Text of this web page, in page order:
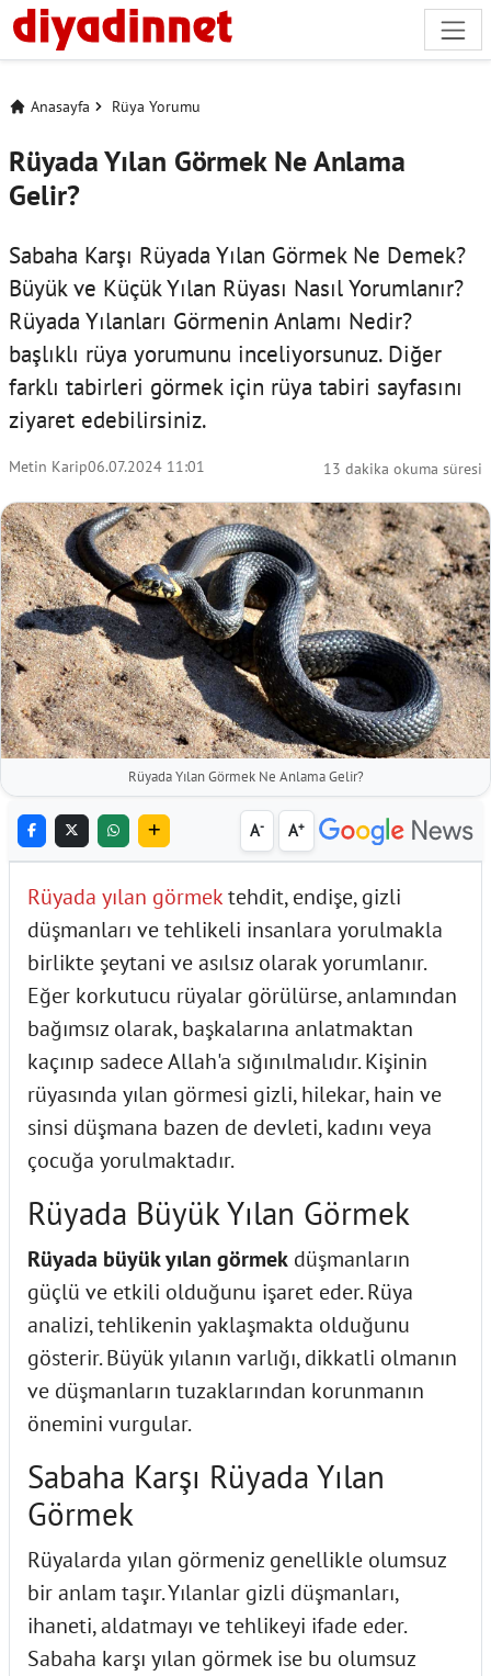
Anasayfa Rüya Yorumu
Rüyada Yılan Görmek Ne Anlama
Gelir?
Sabaha Karşı Rüyada Yılan Görmek Ne Demek?
Büyük ve Küçük Yılan Rüyası Nasıl Yorumlanır?
Rüyada Yılanları Görmenin Anlamı Nedir?
başlıklı rüya yorumunu inceliyorsunuz. Diğer
farklı tabirleri görmek için rüya tabiri sayfasını
ziyaret edebilirsiniz.
Metin Karip06.07.2024 11:01 13 dakika okuma süresi
Rüyada Yılan Görmek Ne Anlama Gelir?
A- A+
Rüyada yılan görmektehdit, endişe, gizli
düşmanları ve tehlikeli insanlara yorulmakla
birlikte şeytani ve asılsız olarak yorumlanır.
Eğer korkutucu rüyalar görülürse, anlamından
bağımsız olarak, başkalarına anlatmaktan
kaçınıp sadece Allah'a sığınılmalıdır. Kişinin
rüyasında yılan görmesi gizli, hilekar, hain ve
sinsi düşmana bazen de devleti, kadını veya
çocuğa yorulmaktadır.
Rüyada Büyük Yılan Görmek
Rüyada büyük yılan görmek düşmanların
güçlü ve etkili olduğunu işaret eder. Rüya
analizi, tehlikenin yaklaşmakta olduğunu
gösterir. Büyük yılanın varlığı, dikkatli olmanın
ve düşmanların tuzaklarından korunmanın
önemini vurgular.
Sabaha Karşı Rüyada Yılan
Görmek
Rüyalarda yılan görmeniz genellikle olumsuz
bir anlam taşır. Yılanlar gizli düşmanları,
ihaneti, aldatmayı ve tehlikeyi ifade eder.
Sabaha karşı yılan görmek ise bu olumsuz